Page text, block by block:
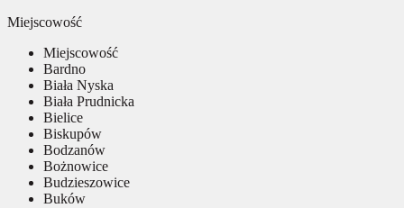
Miejscowość
Miejscowość
Bardno
Biała Nyska
Biała Prudnicka
Bielice
Biskupów
Bodzanów
Bożnowice
Budzieszowice
Buków